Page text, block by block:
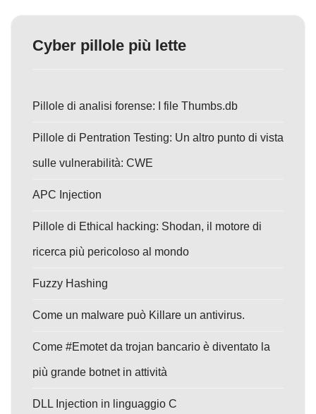
Cyber pillole più lette
Pillole di analisi forense: I file Thumbs.db
Pillole di Pentration Testing: Un altro punto di vista
sulle vulnerabilità: CWE
APC Injection
Pillole di Ethical hacking: Shodan, il motore di
ricerca più pericoloso al mondo
Fuzzy Hashing
Come un malware può Killare un antivirus.
Come #Emotet da trojan bancario è diventato la
più grande botnet in attività
DLL Injection in linguaggio C